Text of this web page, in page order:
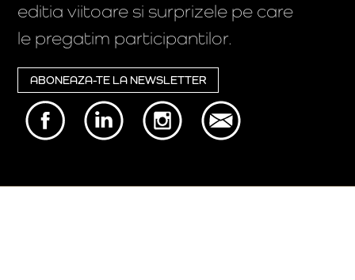
editia viitoare si surprizele pe care
le pregatim participantilor.
ABONEAZA-TE LA NEWSLETTER